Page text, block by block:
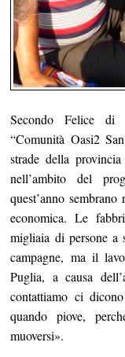
Secondo Felice di
“Comunità Oasi2
strade della
nell’ambito del
quest’anno
economica. Le
migliaia di persone a
campagne, ma il
Puglia, a causa
contattiamo ci
quando piove,
muoversi».